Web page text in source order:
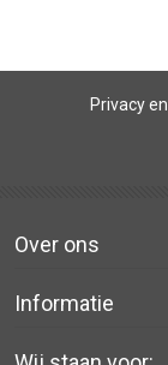
Privacy
Over ons
Informatie